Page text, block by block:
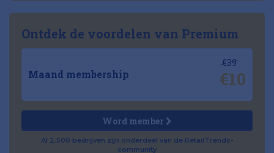
Ontdek de voordelen van Premium
Maand membership
€39
€10
Word member
Al 2.500 bedrijven zijn onderdeel van de RetailTrends-
community